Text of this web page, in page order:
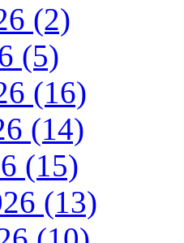
(2)
(5)
(16)
(14)
(15)
(13)